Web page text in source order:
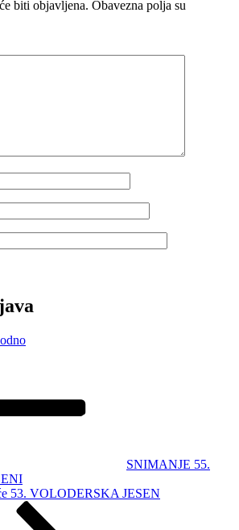
biti objavljena. Obavezna polja su
SNIMANJE 55.
53. VOLODERSKA JESEN